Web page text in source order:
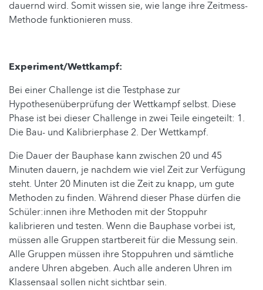
dauernd wird. Somit wissen sie, wie lange ihre Zeitmess-
Methode funktionieren muss.
Experiment/Wettkampf:
Bei einer Challenge ist die Testphase zur
Hypothesenüberprüfung der Wettkampf selbst. Diese
Phase ist bei dieser Challenge in zwei Teile eingeteilt: 1.
Die Bau- und Kalibrierphase 2. Der Wettkampf.
Die Dauer der Bauphase kann zwischen 20 und 45
Minuten dauern, je nachdem wie viel Zeit zur Verfügung
steht. Unter 20 Minuten ist die Zeit zu knapp, um gute
Methoden zu finden. Während dieser Phase dürfen die
Schüler:innen ihre Methoden mit der Stoppuhr
kalibrieren und testen. Wenn die Bauphase vorbei ist,
müssen alle Gruppen startbereit für die Messung sein.
Alle Gruppen müssen ihre Stoppuhren und sämtliche
andere Uhren abgeben. Auch alle anderen Uhren im
Klassensaal sollen nicht sichtbar sein.